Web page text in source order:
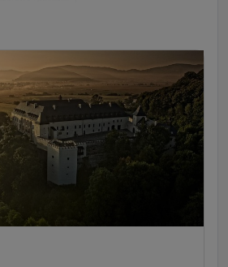
Tarcze
Zabytki techniki
Pomniki
Źródła Teatry
Jazda konna
Zamki Chaty górskie
Miejsca sakralne
architektoniczne
Ośrodek narciarski
Amfiteatry i kina w przyrodzie